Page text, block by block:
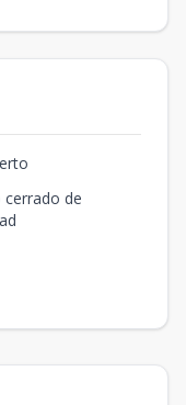
cerrado de